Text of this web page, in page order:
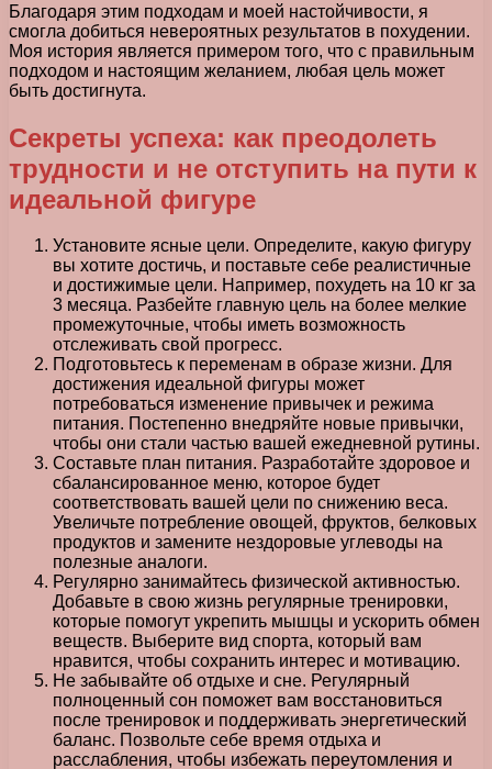
Благодаря этим подходам и моей настойчивости, я
смогла добиться невероятных результатов в похудении.
Моя история является примером того, что с правильным
подходом и настоящим желанием, любая цель может
быть достигнута.
Секреты успеха: как преодолеть
трудности и не отступить на пути к
идеальной фигуре
Установите ясные цели. Определите, какую фигуру
вы хотите достичь, и поставьте себе реалистичные
и достижимые цели. Например, похудеть на 10 кг за
3 месяца. Разбейте главную цель на более мелкие
промежуточные, чтобы иметь возможность
отслеживать свой прогресс.
Подготовьтесь к переменам в образе жизни. Для
достижения идеальной фигуры может
потребоваться изменение привычек и режима
питания. Постепенно внедряйте новые привычки,
чтобы они стали частью вашей ежедневной рутины.
Составьте план питания. Разработайте здоровое и
сбалансированное меню, которое будет
соответствовать вашей цели по снижению веса.
Увеличьте потребление овощей, фруктов, белковых
продуктов и замените нездоровые углеводы на
полезные аналоги.
Регулярно занимайтесь физической активностью.
Добавьте в свою жизнь регулярные тренировки,
которые помогут укрепить мышцы и ускорить обмен
веществ. Выберите вид спорта, который вам
нравится, чтобы сохранить интерес и мотивацию.
Не забывайте об отдыхе и сне. Регулярный
полноценный сон поможет вам восстановиться
после тренировок и поддерживать энергетический
баланс. Позвольте себе время отдыха и
расслабления, чтобы избежать переутомления и